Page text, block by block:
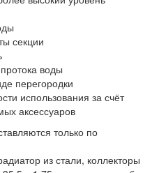
секции
воды
перегородки
использования за счёт
аксессуаров
только по
из стали, коллекторы